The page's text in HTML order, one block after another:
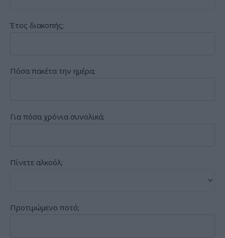
Έτος διακοπής;
Πόσα πακέτα την ημέρα;
Για πόσα χρόνια συνολικά;
Πίνετε αλκοόλ;
Προτιμώμενο ποτό;